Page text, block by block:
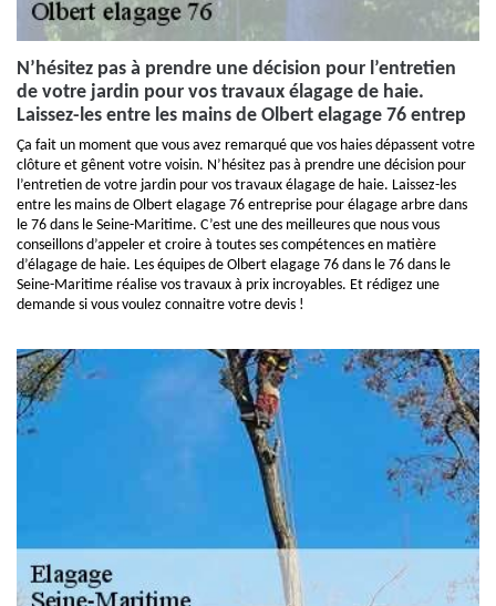
N’hésitez pas à prendre une décision pour l’entretien
de votre jardin pour vos travaux élagage de haie.
Laissez-les entre les mains de Olbert elagage 76 entrep
Ça fait un moment que vous avez remarqué que vos haies dépassent votre
clôture et gênent votre voisin. N’hésitez pas à prendre une décision pour
l’entretien de votre jardin pour vos travaux élagage de haie. Laissez-les
entre les mains de Olbert elagage 76 entreprise pour élagage arbre dans
le 76 dans le Seine-Maritime. C’est une des meilleures que nous vous
conseillons d’appeler et croire à toutes ses compétences en matière
d’élagage de haie. Les équipes de Olbert elagage 76 dans le 76 dans le
Seine-Maritime réalise vos travaux à prix incroyables. Et rédigez une
demande si vous voulez connaitre votre devis !